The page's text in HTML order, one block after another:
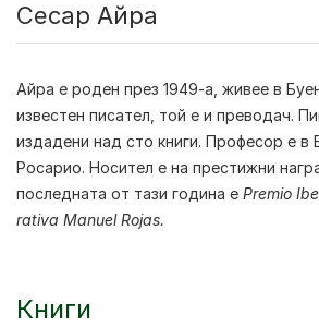
Сесар Айра
Айра е роден през 1949-а, живее в
известен писател, той е и преводач.
издадени над сто книги. Професор е в
Росарио. Носител е на престижни
последната от тази година е Premio
rativa Manuel Rojas.
Книги